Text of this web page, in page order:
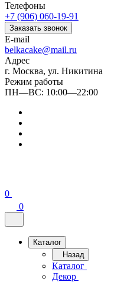
Телефоны
+7 (906) 060-19-91
Заказать звонок
E-mail
belkacake@mail.ru
Адрес
г. Москва, ул. Никитина
Режим работы
ПН—ВС: 10:00—22:00
0
0
Каталог
Назад
Каталог
Декор